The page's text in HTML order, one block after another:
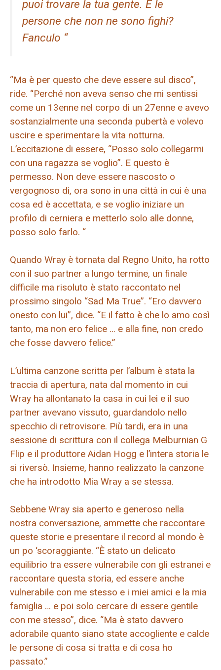
puoi trovare la tua gente. E le
persone che non ne sono fighi?
Fanculo “
“Ma è per questo che deve essere sul disco”,
ride. “Perché non aveva senso che mi sentissi
come un 13enne nel corpo di un 27enne e avevo
sostanzialmente una seconda pubertà e volevo
uscire e sperimentare la vita notturna.
L’eccitazione di essere, “Posso solo collegarmi
con una ragazza se voglio”. E questo è
permesso. Non deve essere nascosto o
vergognoso di, ora sono in una città in cui è una
cosa ed è accettata, e se voglio iniziare un
profilo di cerniera e metterlo solo alle donne,
posso solo farlo. “
Quando Wray è tornata dal Regno Unito, ha rotto
con il suo partner a lungo termine, un finale
difficile ma risoluto è stato raccontato nel
prossimo singolo “Sad Ma True”. “Ero davvero
onesto con lui”, dice. “E il fatto è che lo amo così
tanto, ma non ero felice … e alla fine, non credo
che fosse davvero felice.”
L’ultima canzone scritta per l’album è stata la
traccia di apertura, nata dal momento in cui
Wray ha allontanato la casa in cui lei e il suo
partner avevano vissuto, guardandolo nello
specchio di retrovisore. Più tardi, era in una
sessione di scrittura con il collega Melburnian G
Flip e il produttore Aidan Hogg e l’intera storia le
si riversò. Insieme, hanno realizzato la canzone
che ha introdotto Mia Wray a se stessa.
Sebbene Wray sia aperto e generoso nella
nostra conversazione, ammette che raccontare
queste storie e presentare il record al mondo è
un po ‘scoraggiante. “È stato un delicato
equilibrio tra essere vulnerabile con gli estranei e
raccontare questa storia, ed essere anche
vulnerabile con me stesso e i miei amici e la mia
famiglia … e poi solo cercare di essere gentile
con me stesso”, dice. “Ma è stato davvero
adorabile quanto siano state accogliente e calde
le persone di cosa si tratta e di cosa ho
passato.”